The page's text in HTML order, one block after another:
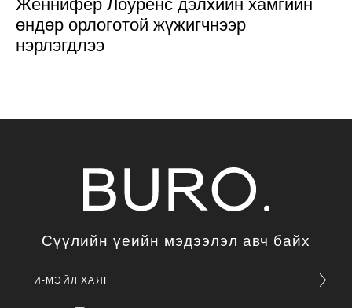
Женнифер Лоуренс дэлхийн хамгийн
өндөр орлоготой жүжигчнээр
нэрлэгдлээ
Сүүлийн үеийн мэдээлэл авч байх